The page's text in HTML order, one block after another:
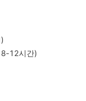
12시간)